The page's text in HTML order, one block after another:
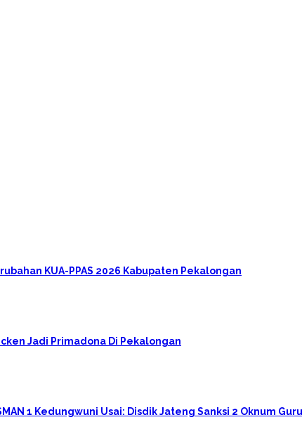
KUA-PPAS 2026 Kabupaten Pekalongan
Jadi Primadona Di Pekalongan
1 Kedungwuni Usai: Disdik Jateng Sanksi 2 Oknum